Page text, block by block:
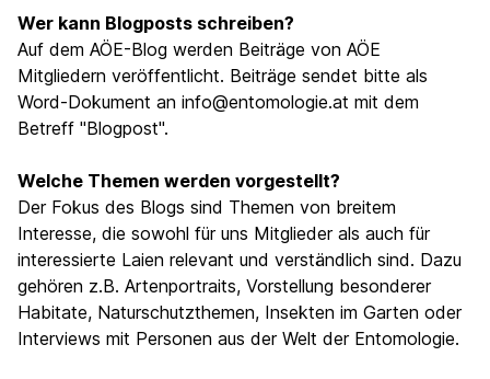
Wer kann Blogposts schreiben?
Auf dem AÖE-Blog werden Beiträge von AÖE
Mitgliedern veröffentlicht. Beiträge sendet bitte als
Word-Dokument an info@entomologie.at mit dem
Betreff "Blogpost".
Welche Themen werden vorgestellt?
Der Fokus des Blogs sind Themen von breitem
Interesse, die sowohl für uns Mitglieder als auch für
interessierte Laien relevant und verständlich sind. Dazu
gehören z.B. Artenportraits, Vorstellung besonderer
Habitate, Naturschutzthemen, Insekten im Garten oder
Interviews mit Personen aus der Welt der Entomologie.